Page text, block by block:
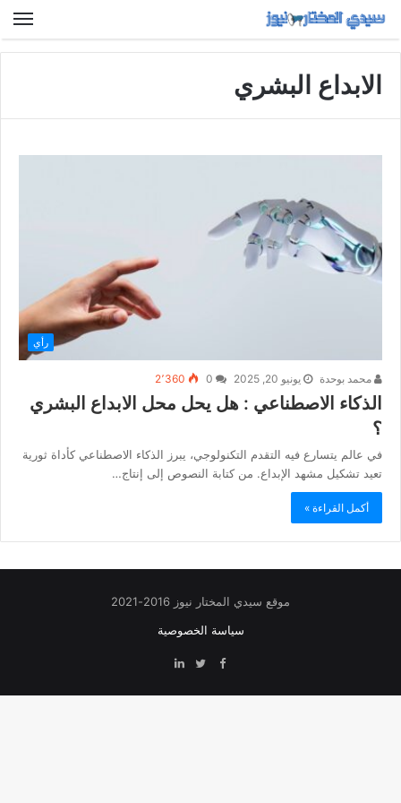
الابداع البشري
رأي
محمد بوحدة يونيو 20, 2025 2٬360
الذكاء الاصطناعي : هل يحل محل الابداع البشري
؟
في عالم يتسارع فيه التقدم التكنولوجي، يبرز الذكاء الاصطناعي كأداة ثورية
تعيد تشكيل مشهد الإبداع. من كتابة النصوص إلى إنتاج…
أكمل القراءة »
موقع سيدي المختار نيوز 2016-2021
سياسة الخصوصية